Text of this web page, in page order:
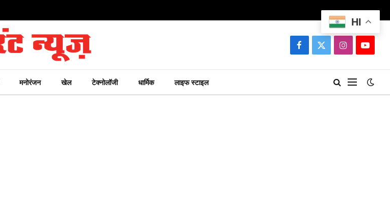
Facebook
X
Instagram
मनोरंजन खेल टेक्नोलॉजी धार्मिक लाइफ स्टाइल
HI